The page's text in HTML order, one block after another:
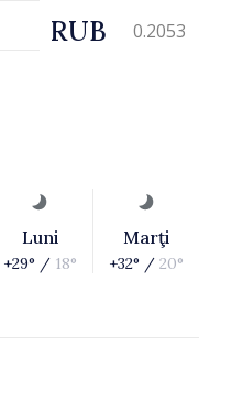
RUB 0.2053
Luni
+29° / 18°
Marţi
+32° / 20°